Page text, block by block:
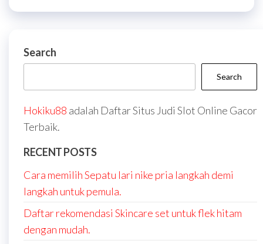
Search
Search
Hokiku88 adalah Daftar Situs Judi Slot Online Gacor
Terbaik.
RECENT POSTS
Cara memilih Sepatu lari nike pria langkah demi
langkah untuk pemula.
Daftar rekomendasi Skincare set untuk flek hitam
dengan mudah.